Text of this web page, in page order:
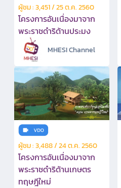
ผู้ชม : 3,451 / 25 ต.ค. 2560
โครงการอันเนื่องมาจาก
พระราชดำริด้านประมง
MHESI Channel
ผู้ชม : 3,488 / 24 ต.ค. 2560
โครงการอันเนื่องมาจาก
พระราชดำริด้านเกษตร
ทฤษฎีใหม่